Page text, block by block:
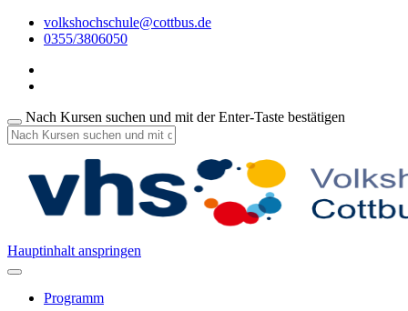
volkshochschule@cottbus.de
0355/3806050
Nach Kursen suchen und mit der Enter-Taste bestätigen
Hauptinhalt anspringen
Programm